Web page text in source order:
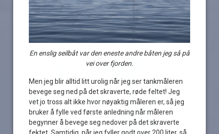
En enslig seilbåt var den eneste andre båten jeg så på
vei over fjorden.
Men jeg blir alltid litt urolig når jeg ser tankmåleren
bevege seg ned på det skraverte, røde feltet! Jeg
vet jo tross alt ikke hvor nøyaktig måleren er, så jeg
bruker å fylle ved første anledning når måleren
begynner å bevege seg nedover på det skraverte